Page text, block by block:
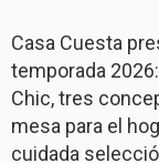
Casa Cuesta
temporada
Chic, tres
mesa para el
cuidada